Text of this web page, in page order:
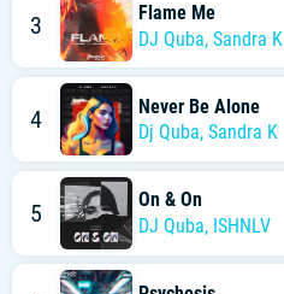
3
Flame Me
DJ Quba, Sandra K
4
Never Be Alone
Dj Quba, Sandra K
5
On & On
DJ Quba, ISHNLV